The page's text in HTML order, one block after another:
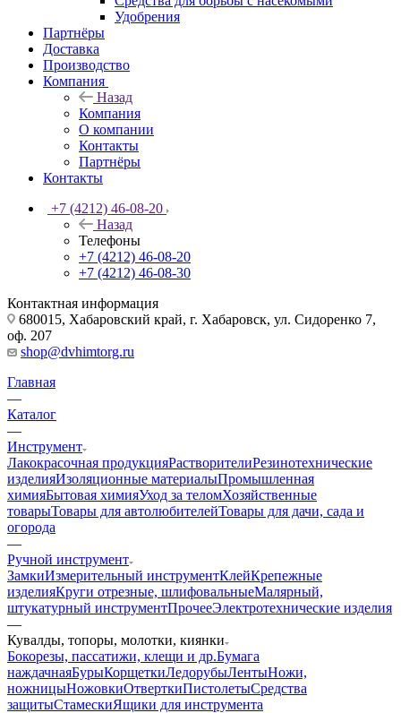
Удобрения
Партнёры
Доставка
Производство
Компания
Назад
Компания
О компании
Контакты
Партнёры
Контакты
+7 (4212) 46-08-20
Назад
Телефоны
+7 (4212) 46-08-20
+7 (4212) 46-08-30
Контактная информация
680015, Хабаровский край, г. Хабаровск, ул. Сидоренко 7,
оф. 207
shop@dvhimtorg.ru
Главная
—
Каталог
—
Инструмент
Лакокрасочная продукцияРастворителиРезинотехнические
изделияИзоляционные материалыПромышленная
химияБытовая химияУход за теломХозяйственные
товарыТовары для автолюбителейТовары для дачи, сада и
огорода
—
Ручной инструмент
ЗамкиИзмерительный инструментКлейКрепежные
изделияКруги отрезные, шлифовальныеМалярный,
штукатурный инструментПрочееЭлектротехнические изделия
—
Кувалды, топоры, молотки, киянки
Бокорезы, пассатижи, клещи и др.Бумага
наждачнаяБурыКорщеткиЛедорубыЛентыНожи,
ножницыНожовкиОтверткиПистолетыСредства
защитыСтамескиЯщики для инструмента